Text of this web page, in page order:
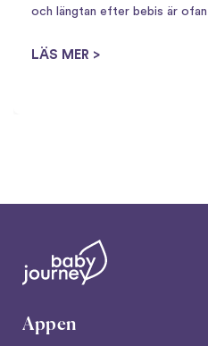
och längtan efter bebis är
att…
LÄS MER >
Appen